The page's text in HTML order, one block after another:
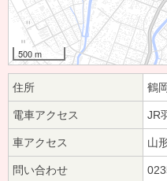
500 m
住所 鶴
電車アクセス JR
車アクセス 山
問い合わせ